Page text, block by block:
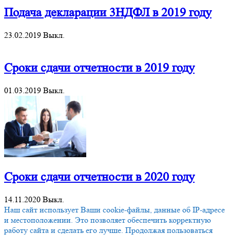
Подача декларации 3НДФЛ в 2019 году
23.02.2019 Выкл.
Сроки сдачи отчетности в 2019 году
01.03.2019 Выкл.
Сроки сдачи отчетности в 2020 году
14.11.2020 Выкл.
Наш сайт использует Ваши cookie-файлы, данные об IP-адресе
и местоположении. Это позволяет обеспечить корректную
работу сайта и сделать его лучше. Продолжая пользоваться